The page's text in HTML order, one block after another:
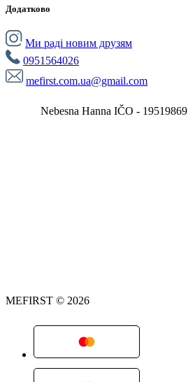
Додатково
Ми раді новим друзям
0951564026
mefirst.com.ua@gmail.com
Nebesna Hanna IČO - 19519869
MEFIRST © 2026